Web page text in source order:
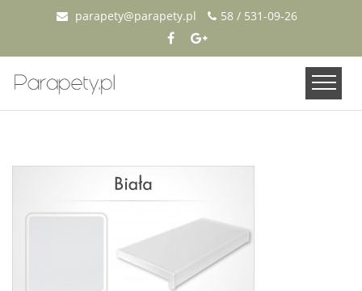
parapety@parapety.pl 58 / 531-09-26